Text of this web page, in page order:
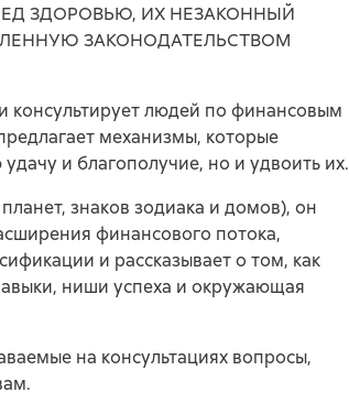
ЗДОРОВЬЮ, ИХ НЕЗАКОННЫЙ
ЗАКОНОДАТЕЛЬСТВОМ
консультирует людей по финансовым
механизмы, которые
и благополучие, но и удвоить их.
знаков зодиака и домов), он
финансового потока,
и рассказывает о том, как
ниши успеха и окружающая
на консультациях вопросы,